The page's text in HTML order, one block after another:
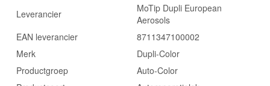
Leverancier
MoTip Dupli European
Aerosols
EAN leverancier
8711347100002
Merk
Dupli-Color
Productgroep
Auto-Color